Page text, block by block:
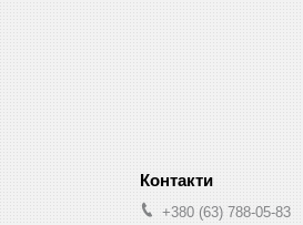
+380 (63) 788-05-83